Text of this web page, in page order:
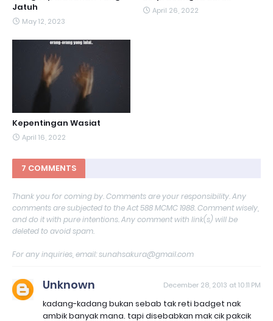
Jatuh
May 12, 2023
April 26, 2022
Kepentingan Wasiat
April 16, 2022
7 COMMENTS
Thank you for coming by. Comments are your responsibility. Any
comments are subjected to the Act 588 MCMC 1988. Comment wisely,
and do it with pure intentions. Any comment with link(s) will be
deleted to avoid spam.
For any inquiries, email: sunahsakura@gmail.com
Unknown December 28, 2013 at 10:11 PM
kadang-kadang bukan sebab tak reti badget nak
ambik banyak mana. tapi disebabkan mak cik pakcik